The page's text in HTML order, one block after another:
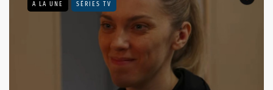
A LA UNE SÉRIES TV